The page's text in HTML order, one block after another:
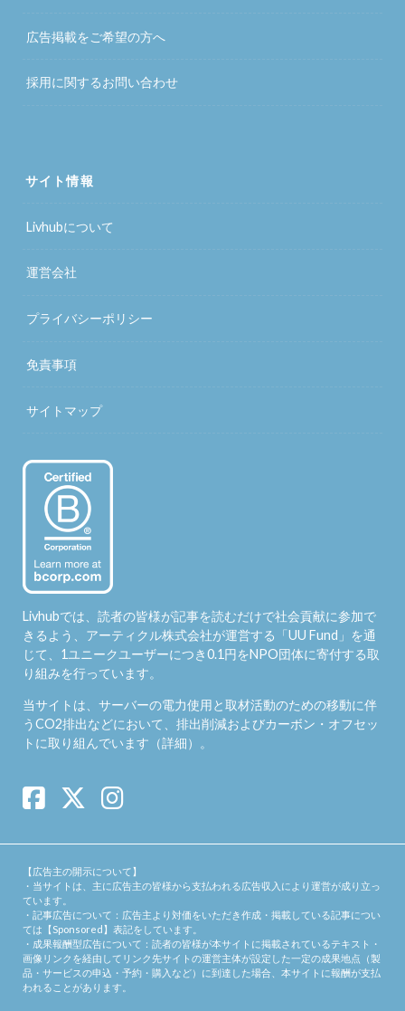
広告掲載をご希望の方へ
採用に関するお問い合わせ
サイト情報
Livhubについて
運営会社
プライバシーポリシー
免責事項
サイトマップ
Livhubでは、読者の皆様が記事を読むだけで社会貢献に参加で
きるよう、アーティクル株式会社が運営する「UU Fund 」を通
じて、1ユニークユーザーにつき0.1円をNPO団体に寄付する取
り組みを行っています。
当サイトは、サーバーの電力使用と取材活動のための移動に伴
うCO2排出などにおいて、排出削減およびカーボン・オフセッ
トに取り組んでいます（詳細）。
【広告主の開示について】
・当サイトは、主に広告主の皆様から支払われる広告収入により運営が成り立っ
ています。
・記事広告について：広告主より対価をいただき作成・掲載している記事につい
ては【Sponsored】表記をしています。
・成果報酬型広告について：読者の皆様が本サイトに掲載されているテキスト・
画像リンクを経由してリンク先サイトの運営主体が設定した一定の成果地点（製
品・サービスの申込・予約・購入など）に到達した場合、本サイトに報酬が支払
われることがあります。